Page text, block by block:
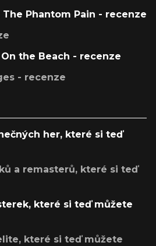
The Phantom Pain - recenze
the Beach - recenze
- recenze
her, které si teď
a remasterů, které si teď
které si teď můžete
které si teď můžete